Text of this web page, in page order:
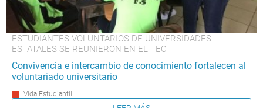
ESTUDIANTES VOLUNTARIOS DE UNIVERSIDADES
ESTATALES SE REUNIERON EN EL TEC
Convivencia e intercambio de conocimiento fortalecen al
voluntariado universitario
Vida Estudiantil